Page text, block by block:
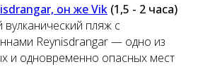
он же Vik (1,5 - 2 часа)
пляж с
Reynisdrangar — одно из
и одновременно опасных мест